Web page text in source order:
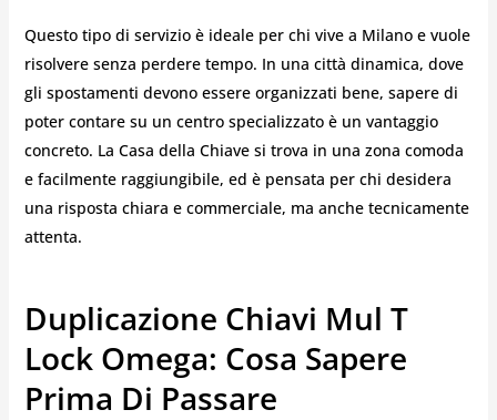
Questo tipo di servizio è ideale per chi vive a Milano e vuole
risolvere senza perdere tempo. In una città dinamica, dove
gli spostamenti devono essere organizzati bene, sapere di
poter contare su un centro specializzato è un vantaggio
concreto. La Casa della Chiave si trova in una zona comoda
e facilmente raggiungibile, ed è pensata per chi desidera
una risposta chiara e commerciale, ma anche tecnicamente
attenta.
Duplicazione Chiavi Mul T
Lock Omega: Cosa Sapere
Prima Di Passare